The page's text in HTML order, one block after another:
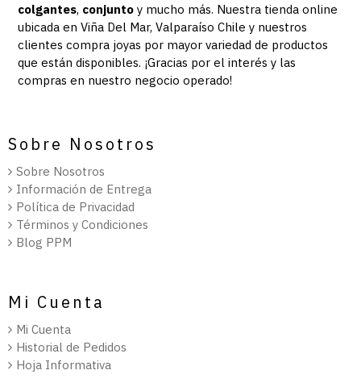
colgantes, conjunto y mucho más. Nuestra tienda online
ubicada en Viña Del Mar, Valparaíso Chile y nuestros
clientes compra joyas por mayor variedad de productos
que están disponibles. ¡Gracias por el interés y las
compras en nuestro negocio operado!
Sobre Nosotros
Sobre Nosotros
Información de Entrega
Política de Privacidad
Términos y Condiciones
Blog PPM
Mi Cuenta
Mi Cuenta
Historial de Pedidos
Hoja Informativa